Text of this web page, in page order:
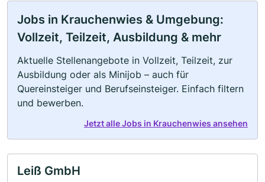
Jobs in Krauchenwies & Umgebung:
Vollzeit, Teilzeit, Ausbildung & mehr
Aktuelle Stellenangebote in Vollzeit, Teilzeit, zur
Ausbildung oder als Minijob – auch für
Quereinsteiger und Berufseinsteiger. Einfach filtern
und bewerben.
Jetzt alle Jobs in Krauchenwies ansehen
Leiß GmbH